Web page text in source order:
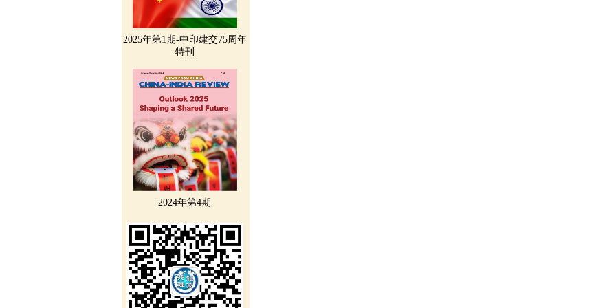
2025年第1期-中印建交75周年
特刊
2024年第4期